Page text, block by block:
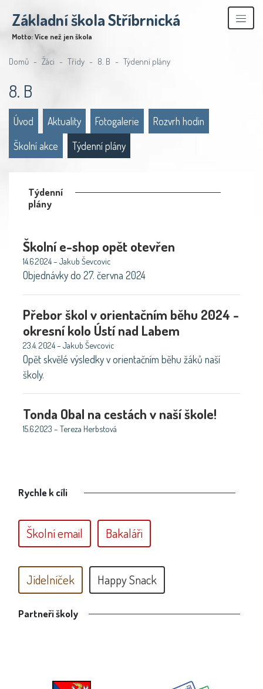
Základní škola Stříbrnická
Motto: Více než jen škola
Domů Žáci Třídy 8. B Týdenní plány
8. B
Úvod Aktuality Fotogalerie
Rozvrh hodin
Školní akce
Týdenní plány
Týdenní
plány
Školní e-shop opět otevřen
14.6.2024 – Jakub Ševcovic
Objednávky do 27. června 2024
Přebor škol v orientačním běhu 2024 -
okresní kolo Ústí nad Labem
23.4. 2024 – Jakub Ševcovic
Opět skvělé výsledky v orientačním běhu žáků naší
školy.
Tonda Obal na cestách v naší škole!
15.6.2023 – Tereza Herbstová
Rychle k cíli
Školní email Bakaláři
Jídelníček Happy Snack
Partneři školy